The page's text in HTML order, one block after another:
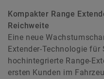
Kompakter Range
Reichweite
Eine neue
Extender-Technologie für
hochintegrierte Range-
ersten Kunden im